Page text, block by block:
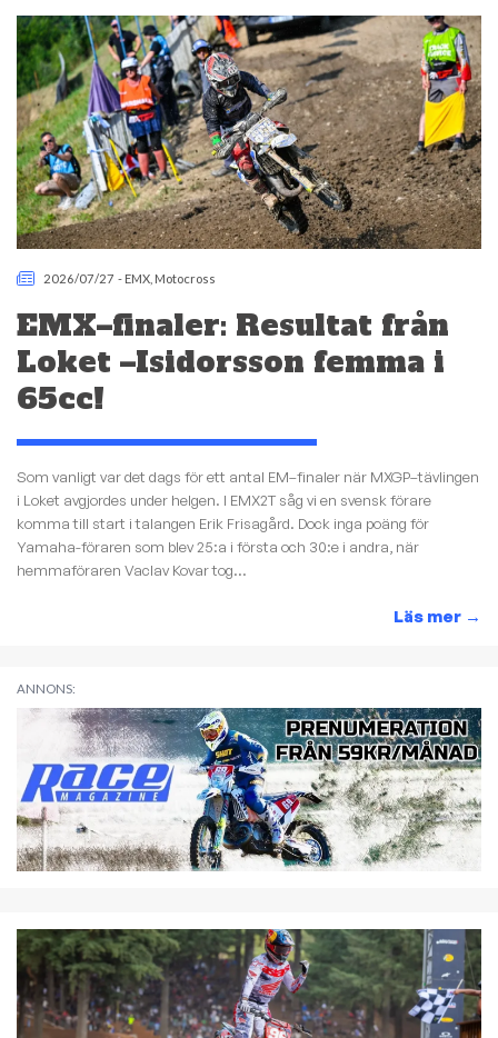
2026/07/27 - EMX Motocross
EMX–finaler: Resultat från
Loket –Isidorsson femma i
65cc!
Som vanligt var det dags för ett antal EM–finaler när MXGP–tävlingen
i Loket avgjordes under helgen. I EMX2T såg vi en svensk förare
komma till start i talangen Erik Frisagård. Dock inga poäng för
Yamaha-föraren som blev 25:a i första och 30:e i andra, när
hemmaföraren Vaclav Kovar tog...
Läs mer →
ANNONS: